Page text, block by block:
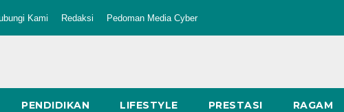
Kami Redaksi Pedoman Media Cyber
PENDIDIKAN LIFESTYLE PRESTASI RAGAM